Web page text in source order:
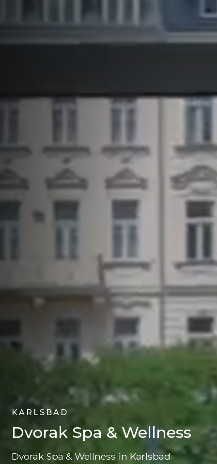
KARLSBAD
Dvorak Spa & Wellness
Dvorak Spa & Wellness in Karlsbad